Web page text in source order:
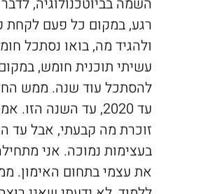
רגע, במקום כל פעם
ולהגיד מה, בואו נסתכל
עשיתי תוכנית חומש,
להסתכל עוד שנה. ממש
עד 2020, עד השנה
זוכרת מה קבעתי, אבל עד
בעצימות נמוכה. אני
את עצמי בתחום האימון.